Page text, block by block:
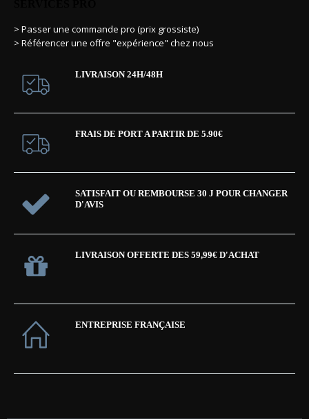
> Passer une commande pro (prix grossiste)
> Référencer une offre "expérience" chez nous
LIVRAISON 24H/48H
FRAIS DE PORT A PARTIR DE 5.90€
SATISFAIT OU REMBOURSE 30 J POUR CHANGER
D'AVIS
LIVRAISON OFFERTE DES 59,99€ D'ACHAT
ENTREPRISE FRANÇAISE